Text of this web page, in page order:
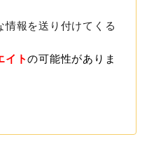
情報を送り付けてくる
イトの可能性がありま